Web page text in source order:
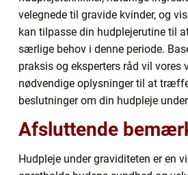
velegnede til gravide kvinder, og
kan tilpasse din hudplejerutine til
særlige behov i denne periode.
praksis og eksperters råd vil vores
nødvendige oplysninger til at
beslutninger om din hudpleje
Afsluttende
Hudpleje under graviditeten er en